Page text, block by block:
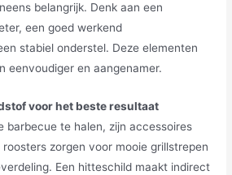
belangrijk. Denk aan een
een goed werkend
stabiel onderstel. Deze elementen
eenvoudiger en aangenamer.
voor het beste resultaat
barbecue te halen, zijn accessoires
zorgen voor mooie grillstrepen
Een hitteschild maakt indirect